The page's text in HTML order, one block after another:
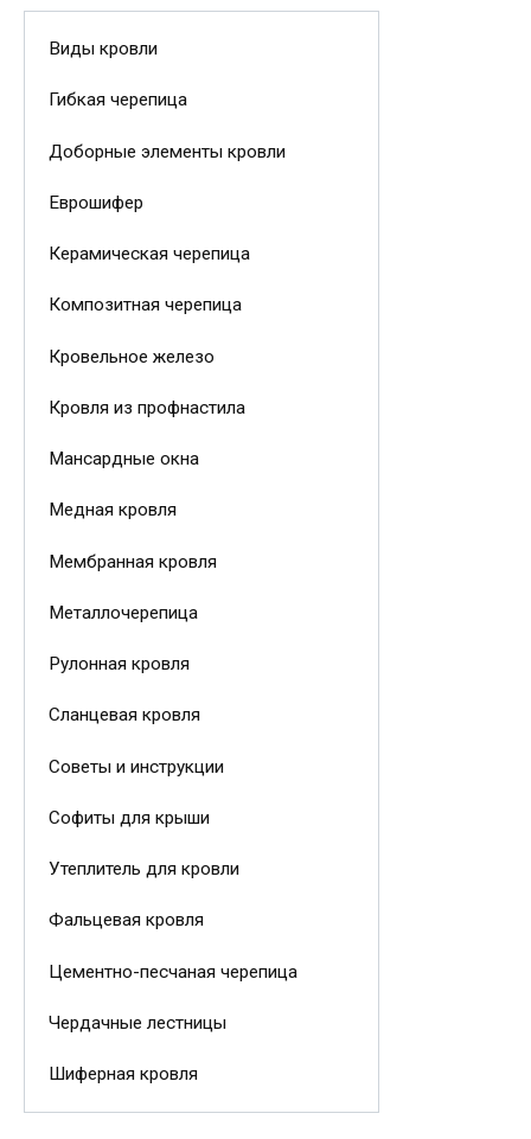
Виды кровли
Гибкая черепица
Доборные элементы кровли
Еврошифер
Керамическая черепица
Композитная черепица
Кровельное железо
Кровля из профнастила
Мансардные окна
Медная кровля
Мембранная кровля
Металлочерепица
Рулонная кровля
Сланцевая кровля
Советы и инструкции
Софиты для крыши
Утеплитель для кровли
Фальцевая кровля
Цементно-песчаная черепица
Чердачные лестницы
Шиферная кровля